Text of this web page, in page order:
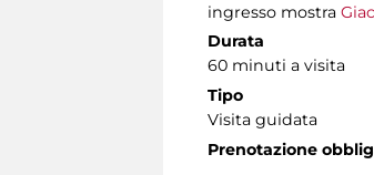
ingresso mostra
Durata
60 minuti a visita
Tipo
Visita guidata
Prenotazione